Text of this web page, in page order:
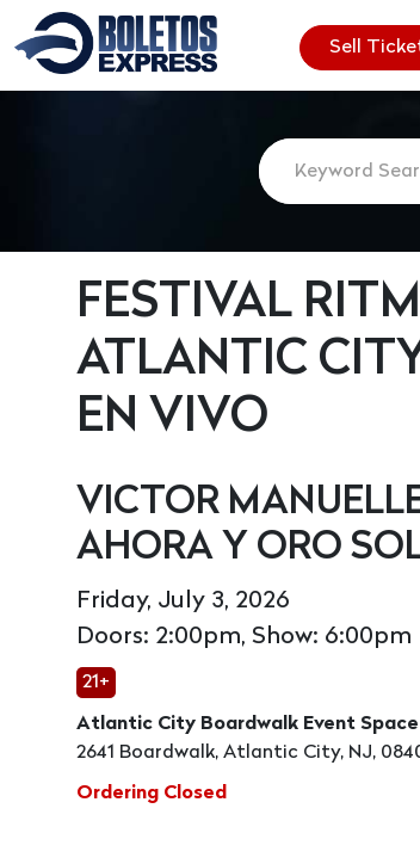
Sell
FESTIVAL
ATLANTIC
EN VIVO
VICTOR
AHORA Y ORO
Friday, July 3, 2026
Doors: 2:00pm, Show: 6:00pm
21+
Atlantic City Boardwalk Event Space
2641 Boardwalk, Atlantic City, NJ,
Ordering Closed